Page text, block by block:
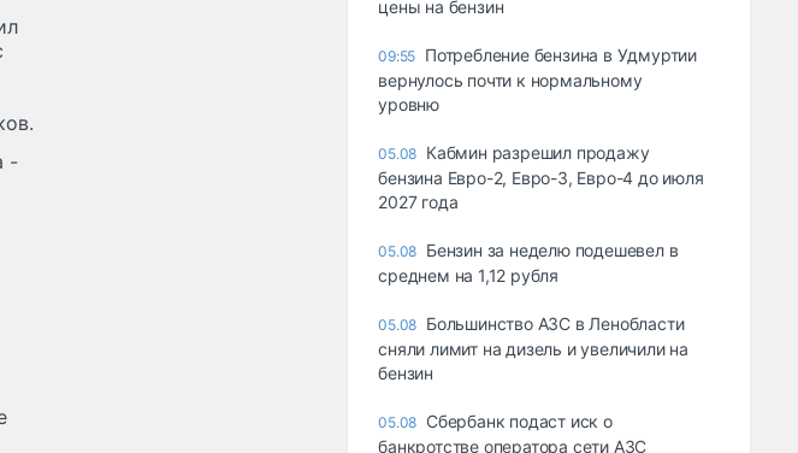
-
цены на бензин
09:55 Потребление бензина в Удмуртии
вернулось почти к нормальному
уровню
05.08 Кабмин разрешил продажу
бензина Евро-2, Евро-3, Евро-4 до июля
2027 года
05.08 Бензин за неделю подешевел в
среднем на 1,12 рубля
05.08 Большинство АЗС в Ленобласти
сняли лимит на дизель и увеличили на
бензин
05.08 Сбербанк подаст иск о
банкротстве оператора сети АЗС